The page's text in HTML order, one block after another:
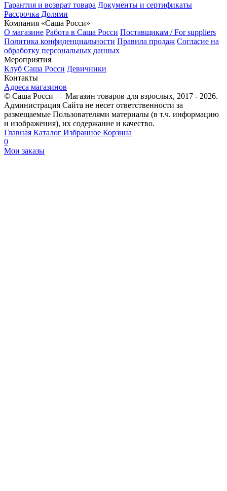
Гарантия и возврат товара Документы и сертификаты
Рассрочка Долями
Компания «Саша Росси»
О магазине Работа в Саша Росси Поставщикам / For suppliers
Политика конфиденциальности Правила продаж Согласие на
обработку персональных данных
Мероприятия
Клуб Саша Росси Девичники
Контакты
Адреса магазинов
© Саша Росси — Магазин товаров для взрослых, 2017 - 2026.
Администрация Сайта не несет ответственности за
размещаемые Пользователями материалы (в т.ч. информацию
и изображения), их содержание и качество.
Главная Каталог Избранное Корзина
0
Мои заказы